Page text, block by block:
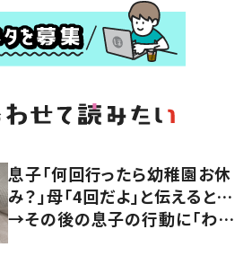
息子「何回行ったら幼稚園お休
み？」母「4回だよ」と伝えると…
→その後の息子の行動に「わか